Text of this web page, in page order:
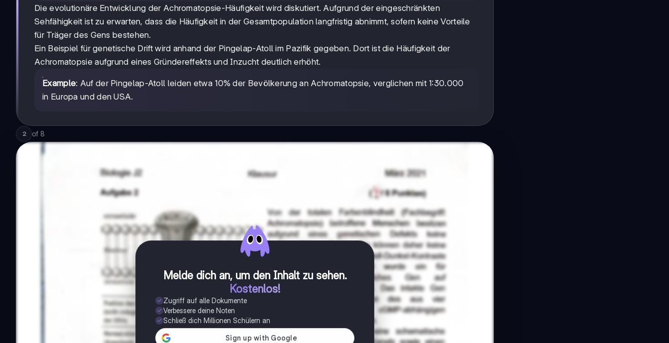
Die evolutionäre Entwicklung der Achromatopsie-Häufigkeit wird diskutiert. Aufgrund der eingeschränkten
Sehfähigkeit ist zu erwarten, dass die Häufigkeit in der Gesamtpopulation langfristig abnimmt, sofern keine Vorteile
für Träger des Gens bestehen.
Ein Beispiel für genetische Drift wird anhand der Pingelap-Atoll im Pazifik gegeben. Dort ist die Häufigkeit der
Achromatopsie aufgrund eines Gründereffekts und Inzucht deutlich erhöht.
Example: Auf der Pingelap-Atoll leiden etwa 10% der Bevölkerung an Achromatopsie, verglichen mit 1:30.000
in Europa und den USA.
2 of 8
Melde dich an, um den Inhalt zu sehen.
Kostenlos!
Zugriff auf alle Dokumente
Verbessere deine Noten
Schließ dich Millionen Schülern an